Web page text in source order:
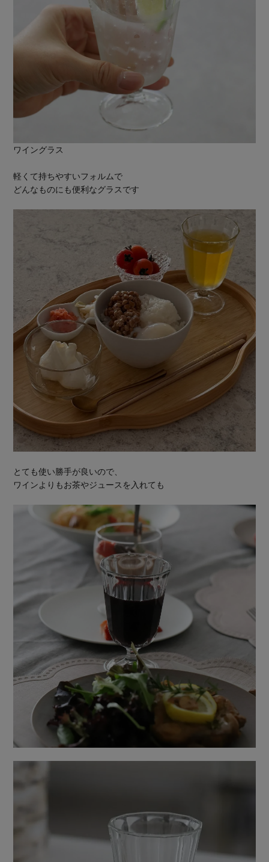
ワイングラス
軽くて持ちやすいフォルムで
どんなものにも便利なグラスです
とても使い勝手が良いので、
ワインよりもお茶やジュースを入れても